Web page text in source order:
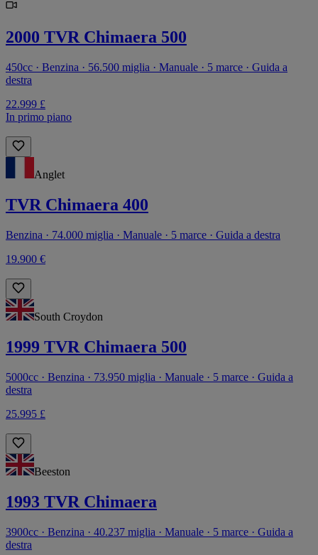
2000 TVR Chimaera 500
450cc · Benzina · 56.500 miglia · Manuale · 5 marce · Guida a
destra
22.999 £
In primo piano
Anglet
TVR Chimaera 400
Benzina · 74.000 miglia · Manuale · 5 marce · Guida a destra
19.900 €
South Croydon
1999 TVR Chimaera 500
5000cc · Benzina · 73.950 miglia · Manuale · 5 marce · Guida a
destra
25.995 £
Beeston
1993 TVR Chimaera
3900cc · Benzina · 40.237 miglia · Manuale · 5 marce · Guida a
destra